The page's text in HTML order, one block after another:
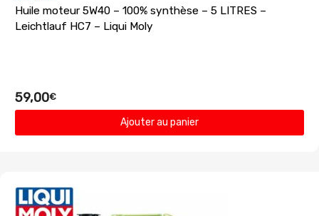
Huile moteur 5W40 – 100% synthèse – 5 LITRES –
Leichtlauf HC7 – Liqui Moly
59,00€
Ajouter au panier